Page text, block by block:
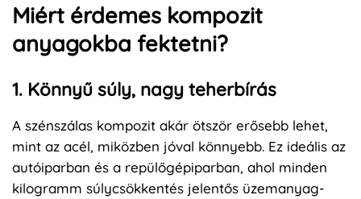
Miért érdemes kompozit
anyagokba fektetni?
1. Könnyű súly, nagy teherbírás
A szénszálas kompozit akár ötször erősebb lehet,
mint az acél, miközben jóval könnyebb. Ez ideális az
autóiparban és a repülőgépiparban, ahol minden
kilogramm súlycsökkentés jelentős üzemanyag-